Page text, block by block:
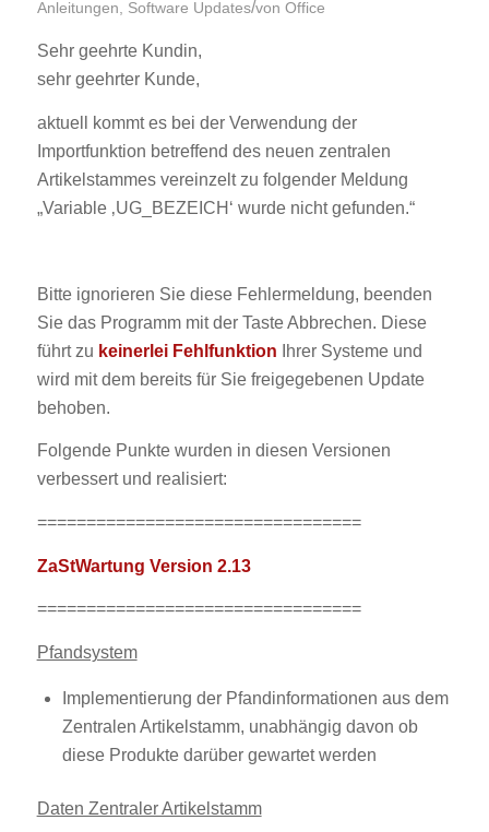
Anleitungen, Software Updates/von Office
Sehr geehrte Kundin,
sehr geehrter Kunde,
aktuell kommt es bei der Verwendung der
Importfunktion betreffend des neuen zentralen
Artikelstammes vereinzelt zu folgender Meldung
„Variable ‚UG_BEZEICH‘ wurde nicht gefunden.“
Bitte ignorieren Sie diese Fehlermeldung, beenden
Sie das Programm mit der Taste Abbrechen. Diese
führt zu keinerlei Fehlfunktion Ihrer Systeme und
wird mit dem bereits für Sie freigegebenen Update
behoben.
Folgende Punkte wurden in diesen Versionen
verbessert und realisiert:
=================================
ZaStWartung Version 2.13
=================================
Pfandsystem
Implementierung der Pfandinformationen aus dem
Zentralen Artikelstamm, unabhängig davon ob
diese Produkte darüber gewartet werden
Daten Zentraler Artikelstamm